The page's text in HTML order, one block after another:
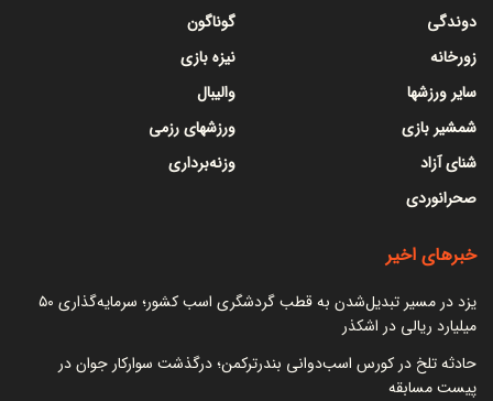
دوندگی
زورخانه
سایر ورزشها
شمشیر بازی
شنای آزاد
صحرانوردی
گوناگون
نیزه بازی
والیبال
ورزشهای رزمی
وزنه‌برداری
خبرهای اخیر
یزد در مسیر تبدیل‌شدن به قطب گردشگری اسب کشور؛ سرمایه‌گذاری ۵۰
میلیارد ریالی در اشکذر
حادثه تلخ در کورس اسب‌دوانی بندرترکمن؛ درگذشت سوارکار جوان در
پیست مسابقه